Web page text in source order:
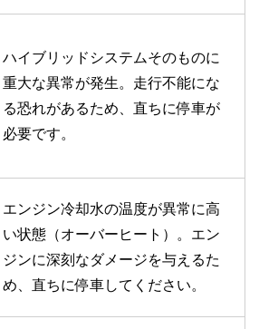
ハイブリッドシステムそのものに
重大な異常が発生。走行不能にな
る恐れがあるため、直ちに停車が
必要です。
エンジン冷却水の温度が異常に高
い状態（オーバーヒート）。エン
ジンに深刻なダメージを与えるた
め、直ちに停車してください。